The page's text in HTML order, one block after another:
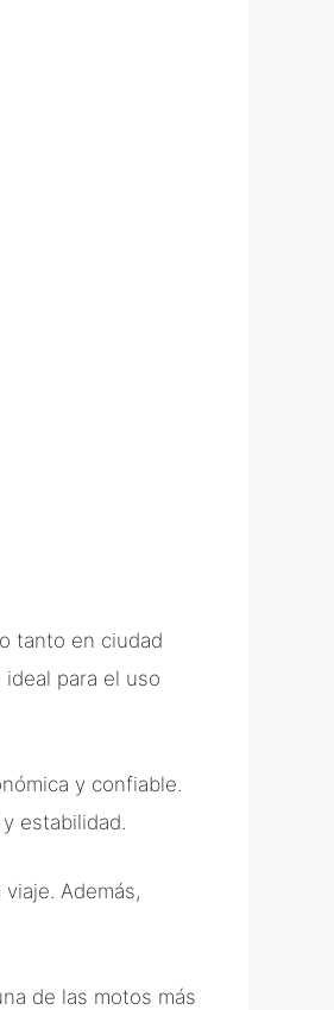
tanto en ciudad
para el uso
y confiable.
estabilidad.
Además,
de las motos más